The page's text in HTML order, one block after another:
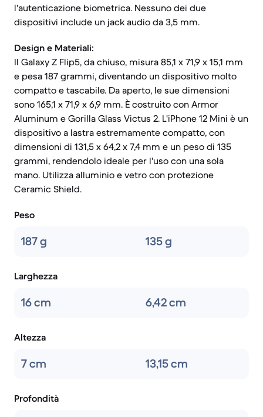
l'autenticazione biometrica. Nessuno dei due
dispositivi include un jack audio da 3,5 mm.
Design e Materiali:
Il Galaxy Z Flip5, da chiuso, misura 85,1 x 71,9 x 15,1 mm
e pesa 187 grammi, diventando un dispositivo molto
compatto e tascabile. Da aperto, le sue dimensioni
sono 165,1 x 71,9 x 6,9 mm. È costruito con Armor
Aluminum e Gorilla Glass Victus 2. L'iPhone 12 Mini è un
dispositivo a lastra estremamente compatto, con
dimensioni di 131,5 x 64,2 x 7,4 mm e un peso di 135
grammi, rendendolo ideale per l'uso con una sola
mano. Utilizza alluminio e vetro con protezione
Ceramic Shield.
Peso
187 g 135 g
Larghezza
16 cm 6,42 cm
Altezza
7 cm 13,15 cm
Profondità